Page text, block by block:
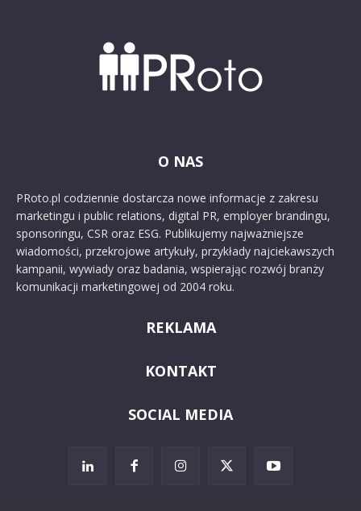
O NAS
PRoto.pl codziennie dostarcza nowe informacje z zakresu
marketingu i public relations, digital PR, employer brandingu,
sponsoringu, CSR oraz ESG. Publikujemy najważniejsze
wiadomości, przekrojowe artykuły, przykłady najciekawszych
kampanii, wywiady oraz badania, wspierając rozwój branży
komunikacji marketingowej od 2004 roku.
REKLAMA
KONTAKT
SOCIAL MEDIA